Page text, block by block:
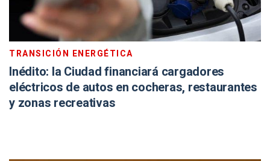
TRANSICIÓN ENERGÉTICA
Inédito: la Ciudad financiará cargadores
eléctricos de autos en cocheras, restaurantes
y zonas recreativas